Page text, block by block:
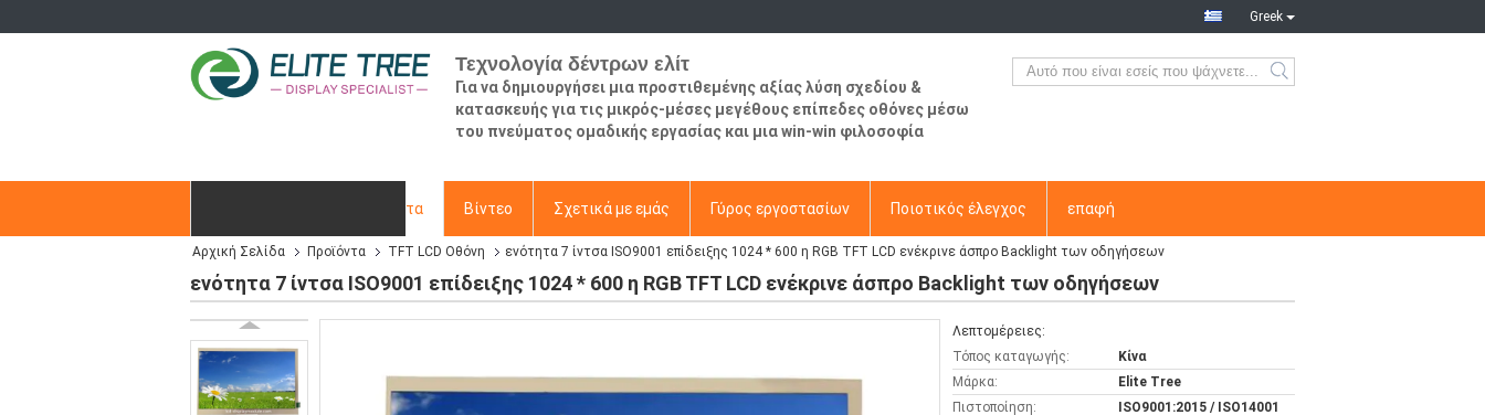
Greek
Τεχνολογία δέντρων ελίτ
Για να δημιουργήσει μια προστιθεμένης αξίας λύση σχεδίου &
κατασκευής για τις μικρός-μέσες μεγέθους επίπεδες οθόνες μέσω
του πνεύματος ομαδικής εργασίας και μια win-win φιλοσοφία
Προϊόντα Βίντεο Σχετικά με εμάς Γύρος εργοστασίων Ποιοτικός έλεγχος επαφή
Ζητήστε ένα απόσπασμα
Αρχική Σελίδα Προϊόντα TFT LCD Οθόνη ενότητα 7 ίντσα ISO9001 επίδειξης 1024 * 600 η RGB TFT LCD ενέκρινε άσπρο Backlight των οδηγήσεων
ενότητα 7 ίντσα ISO9001 επίδειξης 1024 * 600 η RGB TFT LCD ενέκρινε άσπρο Backlight των οδηγήσεων
Λεπτομέρειες:
Τόπος καταγωγής:
Κίνα
Μάρκα:
Elite Tree
Πιστοποίηση:
ISO9001:2015 / ISO14001